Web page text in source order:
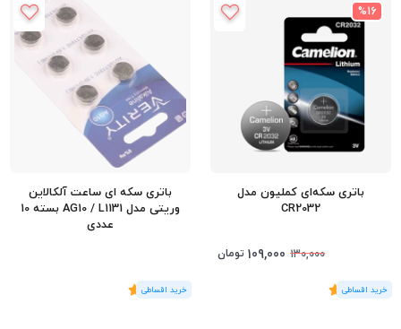
%16
باتری سکه‌ای کملیون مدل
CR2032
130,000
109,000 تومان
(1رای)
5
باتری سکه ای ساعت آلکالاین
وریتی مدل AG10 / L1131 بسته 10
عددی
(1رای)
5